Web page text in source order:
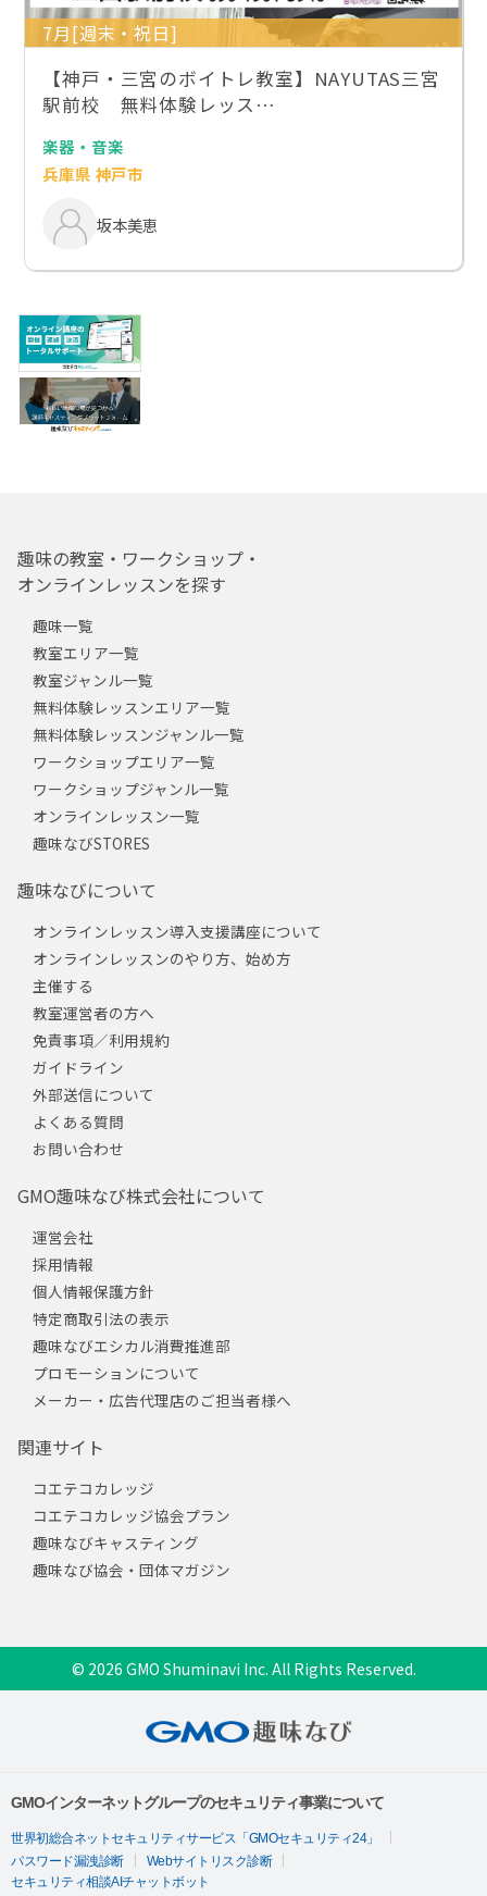
7月[週末・祝日]
【神戸・三宮のボイトレ教室】NAYUTAS三宮
駅前校 無料体験レッス…
楽器・音楽
兵庫県 神戸市
坂本美恵
趣味の教室・ワークショップ・
オンラインレッスンを探す
趣味一覧
教室エリア一覧
教室ジャンル一覧
無料体験レッスンエリア一覧
無料体験レッスンジャンル一覧
ワークショップエリア一覧
ワークショップジャンル一覧
オンラインレッスン一覧
趣味なびSTORES
趣味なびについて
オンラインレッスン導入支援講座について
オンラインレッスンのやり方、始め方
主催する
教室運営者の方へ
免責事項／利用規約
ガイドライン
外部送信について
よくある質問
お問い合わせ
GMO趣味なび株式会社について
運営会社
採用情報
個人情報保護方針
特定商取引法の表示
趣味なびエシカル消費推進部
プロモーションについて
メーカー・広告代理店のご担当者様へ
関連サイト
コエテコカレッジ
コエテコカレッジ協会プラン
趣味なびキャスティング
趣味なび協会・団体マガジン
© 2026 GMO Shuminavi Inc. All Rights Reserved.